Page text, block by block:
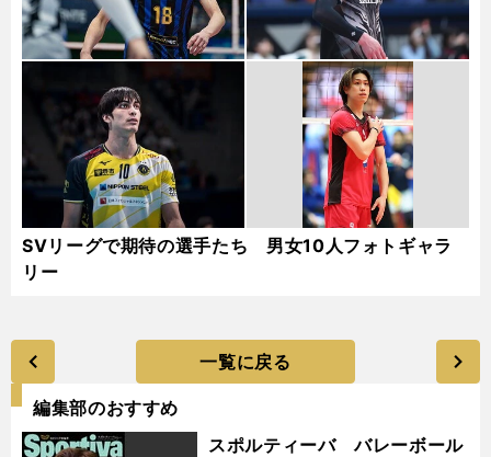
SVリーグで期待の選手たち 男女10人フォトギャラ
リー
一覧に戻る
編集部のおすすめ
スポルティーバ バレーボール